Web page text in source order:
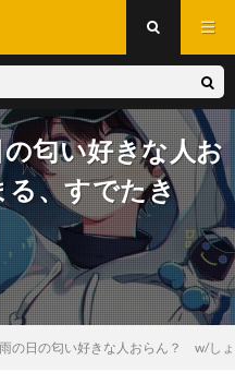
匂い好きな人お
、すでたき
の日の匂い好きな人おらん？ w/しょ